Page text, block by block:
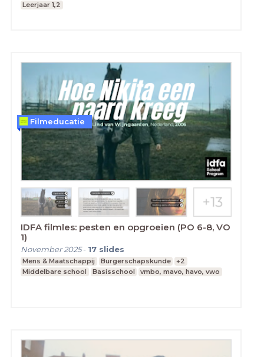
Leerjaar 1,2
IDFA filmles: pesten en opgroeien (PO 6-8, VO
1)
November 2025- 17 slides
Mens & Maatschappij Burgerschapskunde
+2
Middelbare school
Basisschool vmbo, mavo, havo, vwo
Filmeducatie